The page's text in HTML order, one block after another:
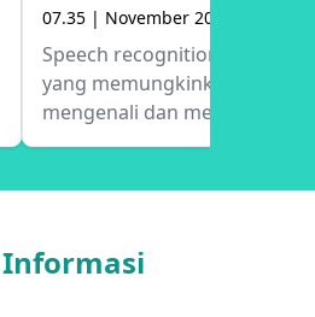
07.35 | November 20, 2025
Speech recognition adalah
yang memungkinkan
mengenali dan mengubah
manusia menjadi teks.
gelombang suara yang
akustik, lalu
Informasi